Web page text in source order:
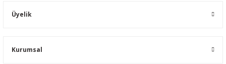
Üyelik
Kurumsal